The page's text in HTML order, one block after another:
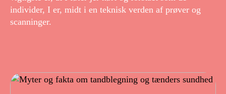
individer, I er, midt i en teknisk verden af prøver og
scanninger.